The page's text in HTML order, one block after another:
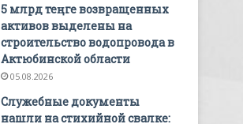
5 млрд теңге возвращенных
активов выделены на
строительство водопровода в
Актюбинской области
05.08.2026
Служебные документы
нашли на стихийной свалке: